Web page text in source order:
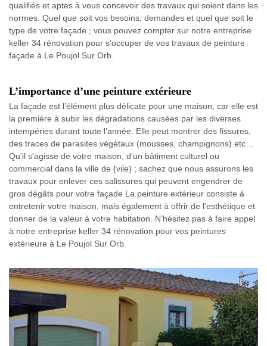
qualifiés et aptes à vous concevoir des travaux qui soient dans les
normes. Quel que soit vos besoins, demandes et quel que soit le
type de votre façade ; vous pouvez compter sur notre entreprise
keller 34 rénovation pour s’occuper de vos travaux de peinture
façade à Le Poujol Sur Orb.
L’importance d’une peinture extérieure
La façade est l’élément plus délicate pour une maison, car elle est
la première à subir les dégradations causées par les diverses
intempéries durant toute l’année. Elle peut montrer des fissures,
des traces de parasites végétaux (mousses, champignons) etc…
Qu'il s'agisse de votre maison, d’un bâtiment culturel ou
commercial dans la ville de {vile} ; sachez que nous assurons les
travaux pour enlever ces salissures qui peuvent engendrer de
gros dégâts pour votre façade La peinture extérieur consiste à
entretenir votre maison, mais également à offrir de l’esthétique et
donner de la valeur à votre habitation. N’hésitez pas à faire appel
à notre entreprise keller 34 rénovation pour vos peintures
extérieure à Le Poujol Sur Orb.